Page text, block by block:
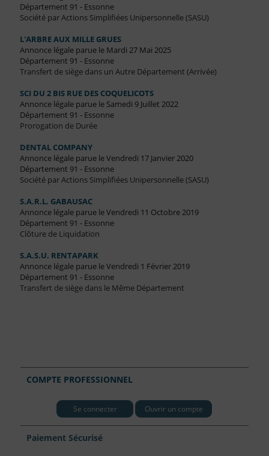
Département 91 - Essonne
Société par Actions Simplifiées Unipersonnelle (SASU)
L'ARBRE AUX MILLE GRUES
Annonce légale parue le Mardi 27 Mai 2025
Département 91 - Essonne
Transfert de siège dans un Autre Département (Arrivée)
SCI DU 2 BIS RUE DES COQUELICOTS
Annonce légale parue le Samedi 9 Juillet 2022
Département 91 - Essonne
Prorogation de Durée
DENTAL COMPANY
Annonce légale parue le Vendredi 17 Janvier 2020
Département 91 - Essonne
Société par Actions Simplifiées Unipersonnelle (SASU)
S.A.R.L. GABAUSAC
Annonce légale parue le Vendredi 11 Octobre 2019
Département 91 - Essonne
Clôture de Liquidation
S.A.S.U. RENTAPARK
Annonce légale parue le Vendredi 1 Février 2019
Département 91 - Essonne
Transfert de siège dans le Même Département
COMPTE PROFESSIONNEL
Se connecter Ouvrir un compte
Paiement Sécurisé